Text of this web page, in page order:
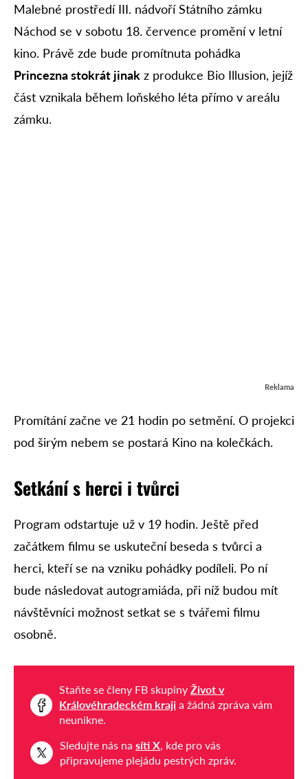
Malebné prostředí III. nádvoří Státního zámku
Náchod se v sobotu 18. července promění v letní
kino. Právě zde bude promítnuta pohádka
Princezna stokrát jinak z produkce Bio Illusion, jejíž
část vznikala během loňského léta přímo v areálu
zámku.
Reklama
Promítání začne ve 21 hodin po setmění. O projekci
pod širým nebem se postará Kino na kolečkách.
Setkání s herci i tvůrci
Program odstartuje už v 19 hodin. Ještě před
začátkem filmu se uskuteční beseda s tvůrci a
herci, kteří se na vzniku pohádky podíleli. Po ní
bude následovat autogramiáda, při níž budou mít
návštěvníci možnost setkat se s tvářemi filmu
osobně.
Staňte se členy FB skupiny Život v
Královéhradeckém kraji a žádná zpráva vám
neunikne.
Sledujte nás na síti X, kde pro vás
připravujeme plejádu pestrých zpráv.